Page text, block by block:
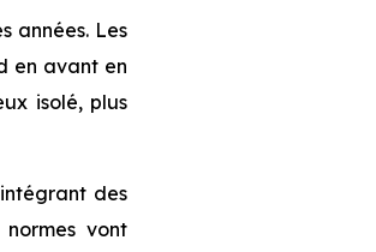
années. Les
en avant en
isolé, plus
des
vont